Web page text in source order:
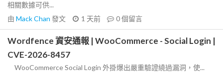
相關數據可供...
由 Mack Chan 發文 1 天前 0個留言
Wordfence 資安通報 | WooCommerce - Social Login |
CVE-2026-8457
WooCommerce Social Login 外掛爆出嚴重驗證繞過漏洞，使...